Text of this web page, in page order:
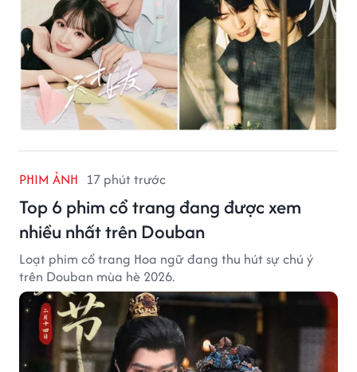
PHIM ẢNH 17 phút trước
Top 6 phim cổ trang đang được xem
nhiều nhất trên Douban
Loạt phim cổ trang Hoa ngữ đang thu hút sự chú ý
trên Douban mùa hè 2026.